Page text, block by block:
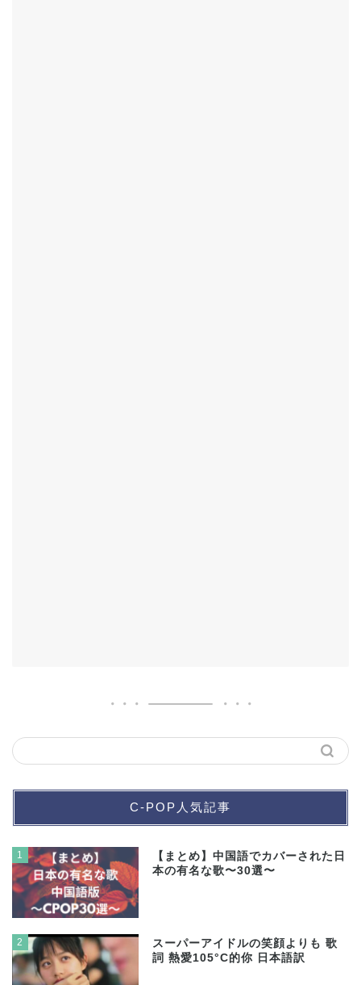
C-POP人気記事
1
【まとめ】中国語でカバーされた日
本の有名な歌〜30選〜
2
スーパーアイドルの笑顔よりも 歌
詞 熱愛105°C的你 日本語訳